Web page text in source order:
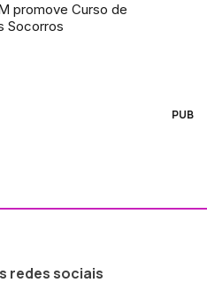
promove Curso de
Socorros
PUB
redes sociais